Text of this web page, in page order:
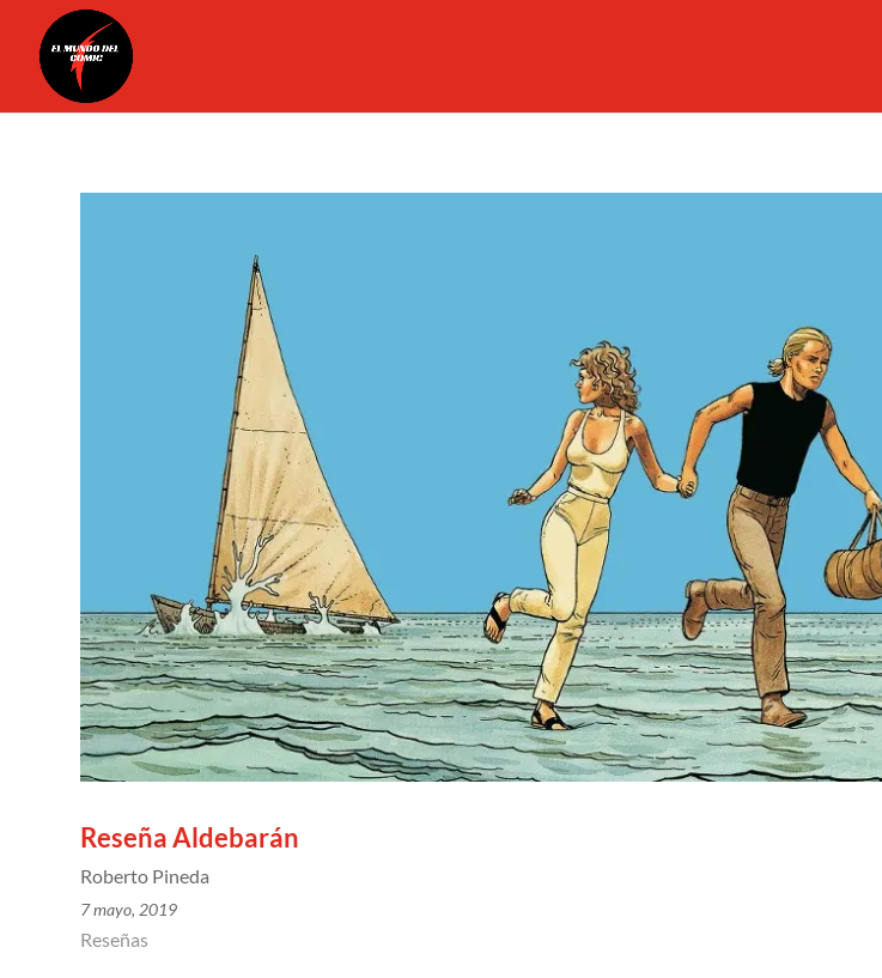
Reseña Aldebarán
Roberto Pineda
7 mayo, 2019
Reseñas